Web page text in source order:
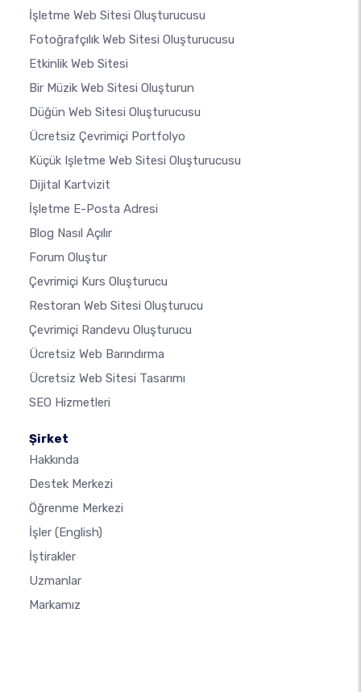
İşletme Web Sitesi Oluşturucusu
Fotoğrafçılık Web Sitesi Oluşturucusu
Etkinlik Web Sitesi
Bir Müzik Web Sitesi Oluşturun
Düğün Web Sitesi Oluşturucusu
Ücretsiz Çevrimiçi Portfolyo
Küçük Işletme Web Sitesi Oluşturucusu
Dijital Kartvizit
İşletme E-Posta Adresi
Blog Nasıl Açılır
Forum Oluştur
Çevrimiçi Kurs Oluşturucu
Restoran Web Sitesi Oluşturucu
Çevrimiçi Randevu Oluşturucu
Ücretsiz Web Barındırma
Ücretsiz Web Sitesi Tasarımı
SEO Hizmetleri
Şirket
Hakkında
Destek Merkezi
Öğrenme Merkezi
İşler (English)
İştirakler
Uzmanlar
Markamız